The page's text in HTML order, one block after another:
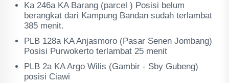
Ka 246a KA Barang (parcel ) Posisi belum
berangkat dari Kampung Bandan sudah terlambat
385 menit.
PLB 128a KA Anjasmoro (Pasar Senen Jombang)
Posisi Purwokerto terlambat 25 menit
PLB 2a KA Argo Wilis (Gambir - Sby Gubeng)
posisi Ciawi